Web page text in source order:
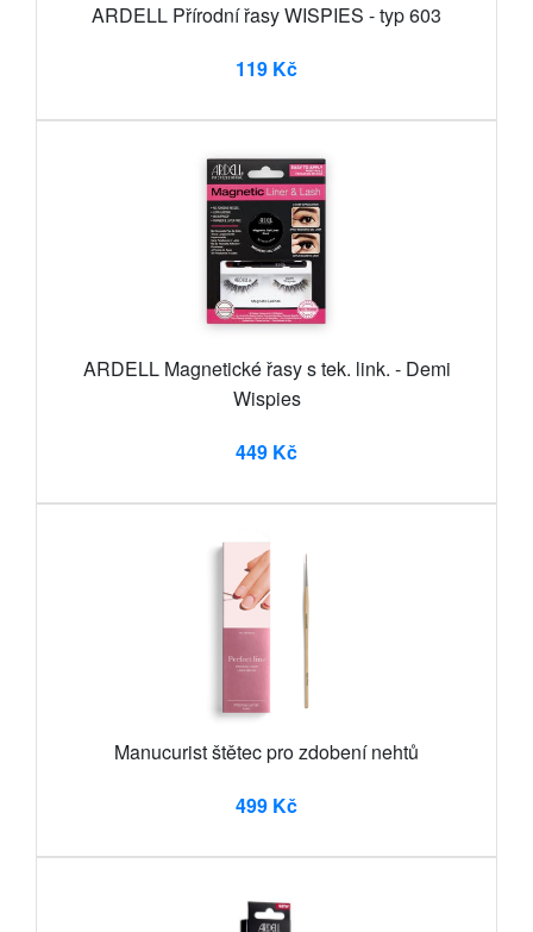
ARDELL Přírodní řasy WISPIES - typ 603
119 Kč
ARDELL Magnetické řasy s tek. link. - Demi
Wispies
449 Kč
Manucurist štětec pro zdobení nehtů
499 Kč